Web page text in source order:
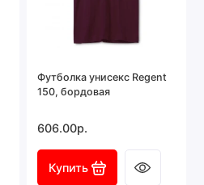
Футболка унисекс Regent
150, бордовая
606.00р.
Купить